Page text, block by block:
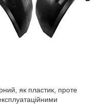
як пластик, проте